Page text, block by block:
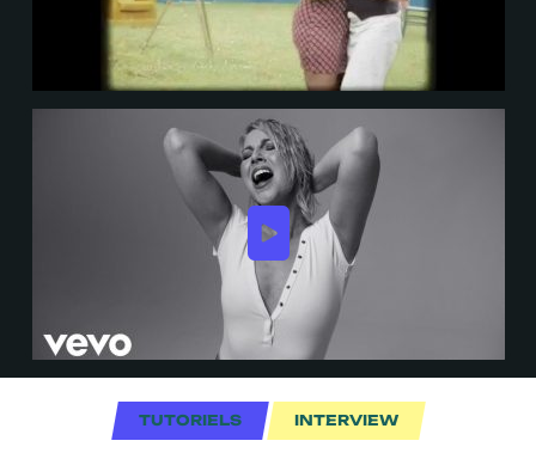
TUTORIELS INTERVIEW